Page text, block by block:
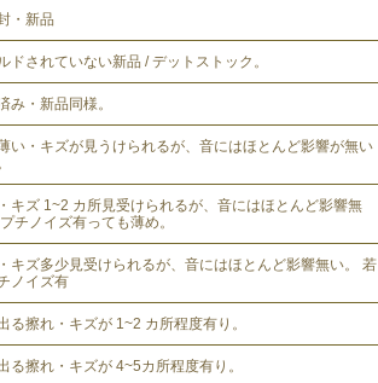
・新品
ドされていない新品 / デットストック。
み・新品同様。
い・キズが見うけられるが、音にはほとんど影響が無い
キズ 1~2 カ所見受けられるが、音にはほとんど影響無
チノイズ有っても薄め。
キズ多少見受けられるが、音にはほとんど影響無い。 若
ノイズ有
る擦れ・キズが 1~2 カ所程度有り。
る擦れ・キズが 4~5カ所程度有り。